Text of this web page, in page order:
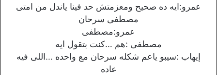
عمرو:ايه ده صحيح ومعزمتش حد فينا ياندل من امتى
مصطفى سرحان
عمرو:مصطفى
مصطفى :هم …كنت بتقول ايه
إيهاب :سيبو ياعم شكله سرحان مع واحده …اللى فيه
عاده